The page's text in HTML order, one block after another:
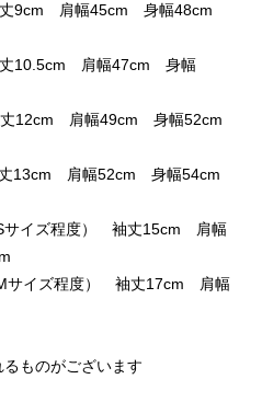
丈9cm 肩幅45cm 身幅48cm
10.5cm 肩幅47cm 身幅
丈12cm 肩幅49cm 身幅52cm
丈13cm 肩幅52cm 身幅54cm
サイズ程度） 袖丈15cm 肩幅
サイズ程度） 袖丈17cm 肩幅
ものがございます